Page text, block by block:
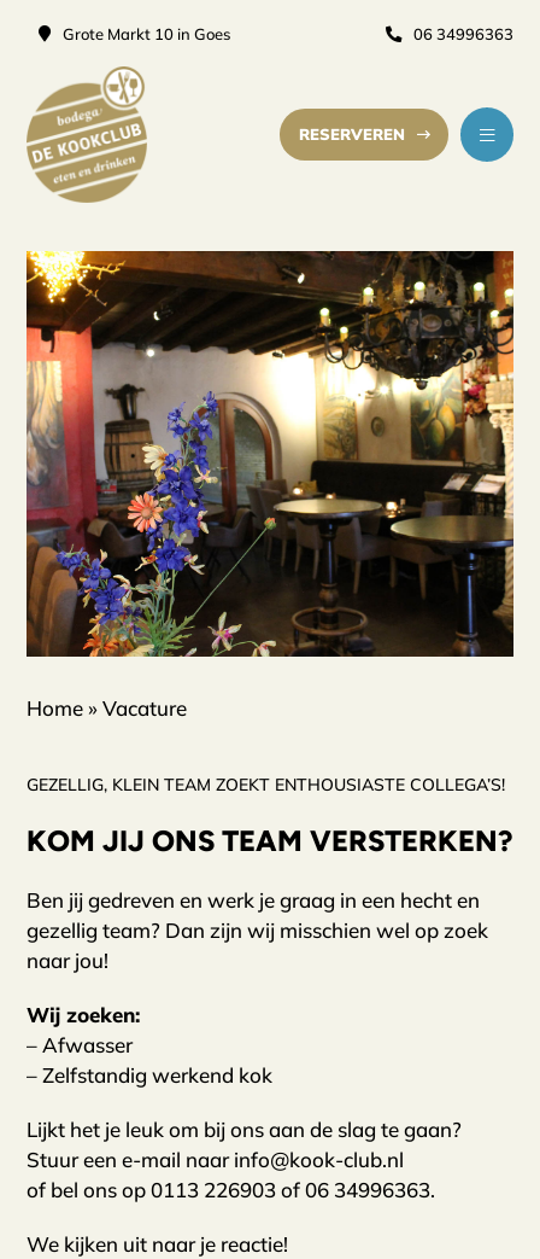
Grote Markt 10 in Goes 06 34996363
RESERVEREN
Home»Vacature
GEZELLIG, KLEIN TEAM ZOEKT ENTHOUSIASTE COLLEGA’S!
KOM JIJ ONS TEAM VERSTERKEN?
Ben jij gedreven en werk je graag in een hecht en
gezellig team? Dan zijn wij misschien wel op zoek
naar jou!
Wij zoeken:
– Afwasser
– Zelfstandig werkend kok
Lijkt het je leuk om bij ons aan de slag te gaan?
Stuur een e-mail naarinfo@kook-club.nl
of bel ons op0113 226903of06 34996363.
We kijken uit naar je reactie!